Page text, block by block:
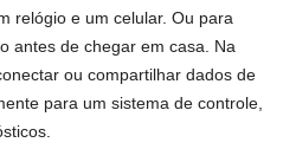
relógio e um celular. Ou para
antes de chegar em casa. Na
ou compartilhar dados de
para um sistema de controle,